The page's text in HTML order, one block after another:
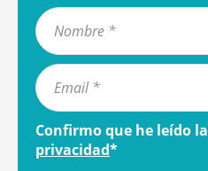
Confirmo que he leído la
privacidad*